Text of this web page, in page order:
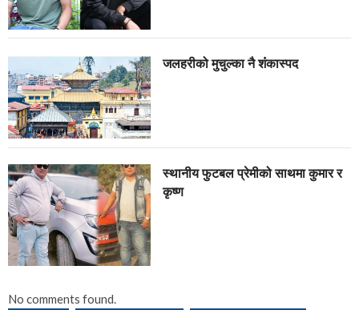
जलहरीको मुचुल्का नै शंंकास्पद
स्थानीय फुटबल प्रेमीको साथमा कुमार र
कृष्ण
No comments found.